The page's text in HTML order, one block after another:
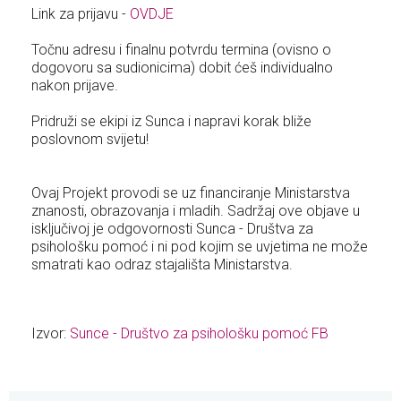
Link za prijavu - OVDJE
Točnu adresu i finalnu potvrdu termina (ovisno o
dogovoru sa sudionicima) dobit ćeš individualno
nakon prijave.
Pridruži se ekipi iz Sunca i napravi korak bliže
poslovnom svijetu!
Ovaj Projekt provodi se uz financiranje Ministarstva
znanosti, obrazovanja i mladih. Sadržaj ove objave u
isključivoj je odgovornosti Sunca - Društva za
psihološku pomoć i ni pod kojim se uvjetima ne može
smatrati kao odraz stajališta Ministarstva.
Izvor: Sunce - Društvo za psihološku pomoć FB